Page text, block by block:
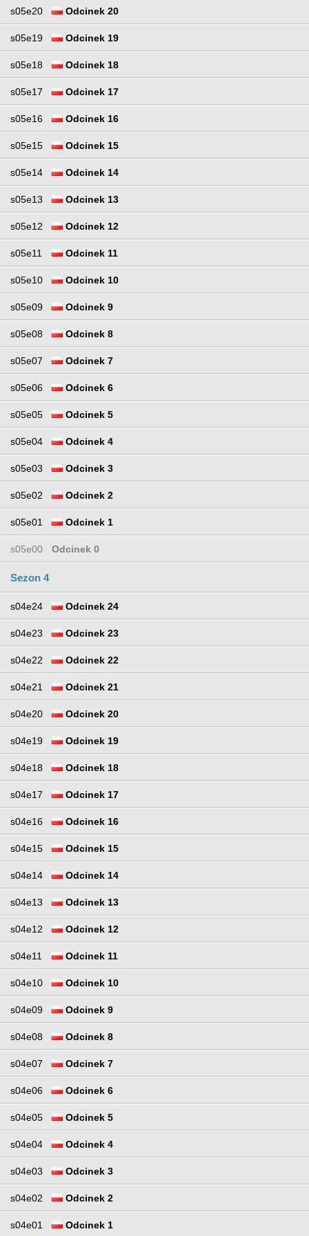
s05e20 Odcinek 20
s05e19 Odcinek 19
s05e18 Odcinek 18
s05e17 Odcinek 17
s05e16 Odcinek 16
s05e15 Odcinek 15
s05e14 Odcinek 14
s05e13 Odcinek 13
s05e12 Odcinek 12
s05e11 Odcinek 11
s05e10 Odcinek 10
s05e09 Odcinek 9
s05e08 Odcinek 8
s05e07 Odcinek 7
s05e06 Odcinek 6
s05e05 Odcinek 5
s05e04 Odcinek 4
s05e03 Odcinek 3
s05e02 Odcinek 2
s05e01 Odcinek 1
s05e00 Odcinek 0
Sezon 4
s04e24 Odcinek 24
s04e23 Odcinek 23
s04e22 Odcinek 22
s04e21 Odcinek 21
s04e20 Odcinek 20
s04e19 Odcinek 19
s04e18 Odcinek 18
s04e17 Odcinek 17
s04e16 Odcinek 16
s04e15 Odcinek 15
s04e14 Odcinek 14
s04e13 Odcinek 13
s04e12 Odcinek 12
s04e11 Odcinek 11
s04e10 Odcinek 10
s04e09 Odcinek 9
s04e08 Odcinek 8
s04e07 Odcinek 7
s04e06 Odcinek 6
s04e05 Odcinek 5
s04e04 Odcinek 4
s04e03 Odcinek 3
s04e02 Odcinek 2
s04e01 Odcinek 1